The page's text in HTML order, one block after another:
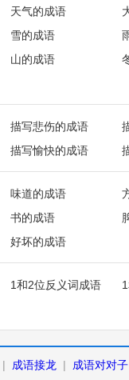
天气的成语
雪的成语
山的成语
描写悲伤的成语
描写愉快的成语
味道的成语
书的成语
好坏的成语
1和2位反义词成语
| 成语接龙 |
成语对对子